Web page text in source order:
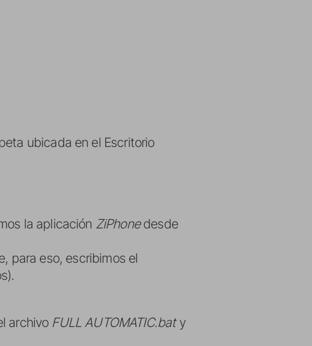
ubicada en el Escritorio
la aplicación ZiPhonedesde
para eso, escribimos el
archivo FULL AUTOMATIC.baty